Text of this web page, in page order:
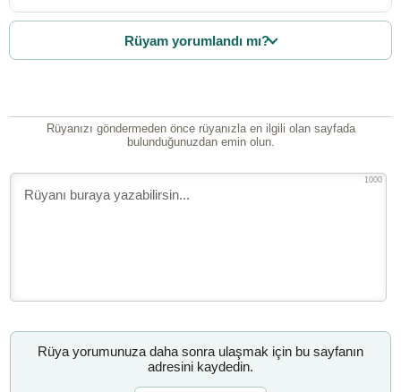
Rüyam yorumlandı mı?
Rüyanızı göndermeden önce rüyanızla en ilgili olan sayfada
bulunduğunuzdan emin olun.
1000
Rüya yorumunuza daha sonra ulaşmak için bu sayfanın
adresini kaydedin.